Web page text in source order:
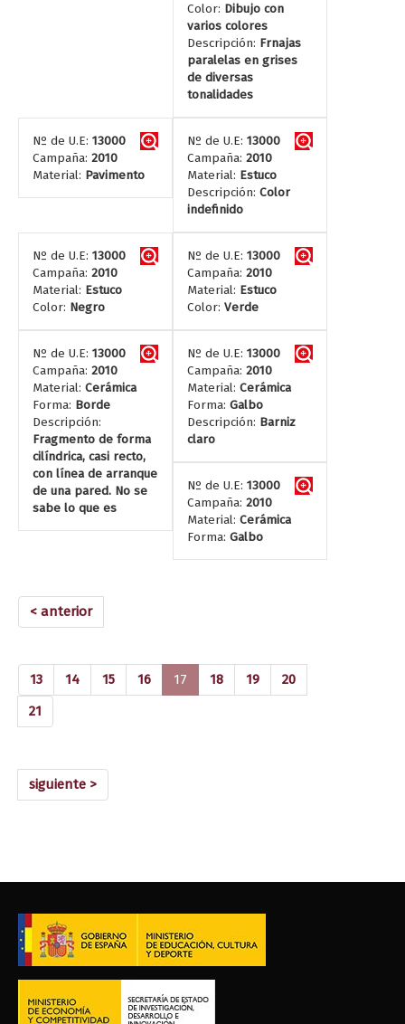
Color: Dibujo con
varios colores
Descripción: Frnajas
paralelas en grises
de diversas
tonalidades
Nº de U.E: 13000
Campaña: 2010
Material: Pavimento
Nº de U.E: 13000
Campaña: 2010
Material: Estuco
Descripción: Color
indefinido
Nº de U.E: 13000
Campaña: 2010
Material: Estuco
Color: Negro
Nº de U.E: 13000
Campaña: 2010
Material: Estuco
Color: Verde
Nº de U.E: 13000
Campaña: 2010
Material: Cerámica
Forma: Borde
Descripción:
Fragmento de forma
cilíndrica, casi recto,
con línea de arranque
de una pared. No se
sabe lo que es
Nº de U.E: 13000
Campaña: 2010
Material: Cerámica
Forma: Galbo
Descripción: Barniz
claro
Nº de U.E: 13000
Campaña: 2010
Material: Cerámica
Forma: Galbo
< anterior
13 14 15 16 17 (current)
18 19
20
21
siguiente >